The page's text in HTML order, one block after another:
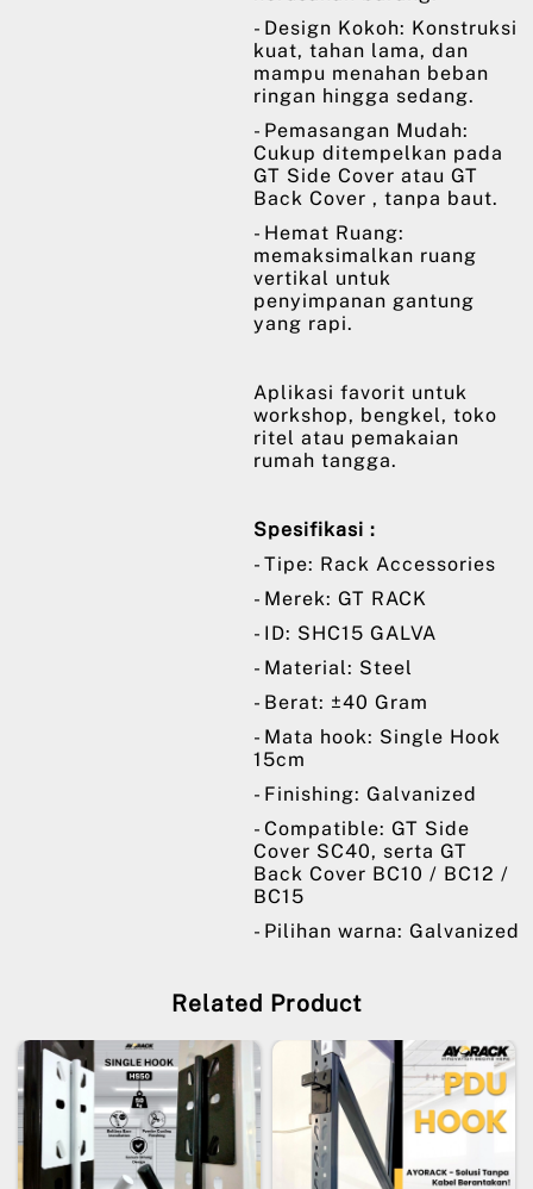
- Design Kokoh: Konstruksi
kuat, tahan lama, dan
mampu menahan beban
ringan hingga sedang.
- Pemasangan Mudah:
Cukup ditempelkan pada
GT Side Cover atau GT
Back Cover , tanpa baut.
- Hemat Ruang:
memaksimalkan ruang
vertikal untuk
penyimpanan gantung
yang rapi.
Aplikasi favorit untuk
workshop, bengkel, toko
ritel atau pemakaian
rumah tangga.
Spesifikasi :
- Tipe: Rack Accessories
- Merek: GT RACK
- ID: SHC15 GALVA
- Material: Steel
- Berat: ±40 Gram
- Mata hook: Single Hook
15cm
- Finishing: Galvanized
- Compatible: GT Side
Cover SC40, serta GT
Back Cover BC10 / BC12 /
BC15
- Pilihan warna: Galvanized
Related Product